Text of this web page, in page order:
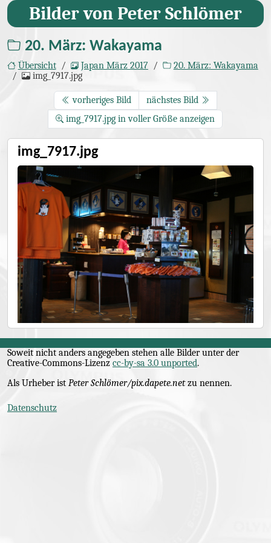
Bilder von Peter Schlömer
20. März: Wakayama
Übersicht Japan März 2017
20. März: Wakayama
img_7917.jpg
vorheriges Bild
nächstes Bild
img_7917.jpg in voller Größe anzeigen
img_7917.jpg
Soweit nicht anders angegeben stehen alle Bilder unter der
Creative-Commons-Lizenz cc-by-sa 3.0 unported.
Als Urheber ist Peter Schlömer/pix.dapete.netzu nennen.
Datenschutz